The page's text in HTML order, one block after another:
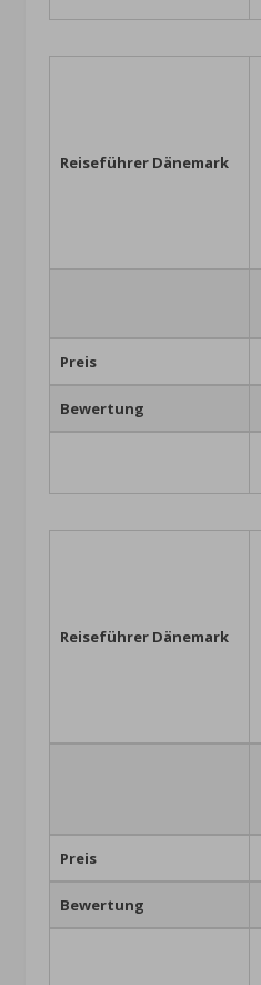
Reiseführer Dänemark
Preis
Bewertung
Reiseführer Dänemark
Preis
Bewertung